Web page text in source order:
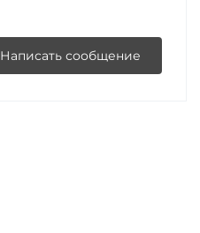
Написать сообщение